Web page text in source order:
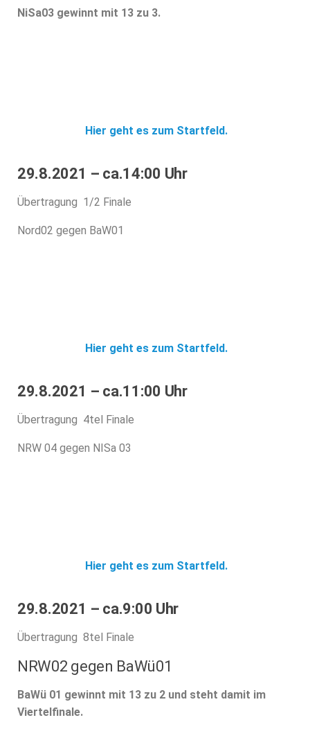
NiSa03 gewinnt mit 13 zu 3.
Hier geht es zum Startfeld.
29.8.2021 – ca.14:00 Uhr
Übertragung 1/2 Finale
Nord02 gegen BaW01
Hier geht es zum Startfeld.
29.8.2021 – ca.11:00 Uhr
Übertragung 4tel Finale
NRW 04 gegen NISa 03
Hier geht es zum Startfeld.
29.8.2021 – ca.9:00 Uhr
Übertragung 8tel Finale
NRW02 gegen BaWü01
BaWü 01 gewinnt mit 13 zu 2 und steht damit im
Viertelfinale.